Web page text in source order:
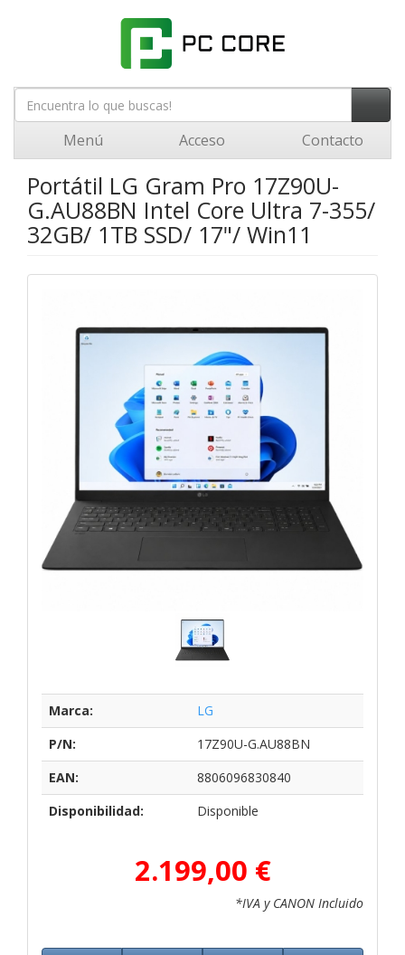
Menú Acceso Contacto
Portátil LG Gram Pro 17Z90U-
G.AU88BN Intel Core Ultra 7-355/
32GB/ 1TB SSD/ 17"/ Win11
Marca:
LG
P/N:
17Z90U-G.AU88BN
EAN:
8806096830840
Disponibilidad:
Disponible
2.199,00 €
*IVA y CANON Incluido